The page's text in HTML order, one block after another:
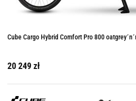
Cube Cargo Hybrid Comfort Pro 800
20 249 zł